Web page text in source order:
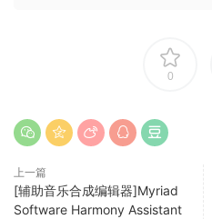
30多个调制器（并不断增加）
Bitwig Studio还支持微调音高以
多的预设。
硬件集成是Bitwig Studio独特
MIDI处理、音符定时和延迟补
0
上一篇
[辅助音乐合成编辑器]Myriad
Software Harmony Assistant